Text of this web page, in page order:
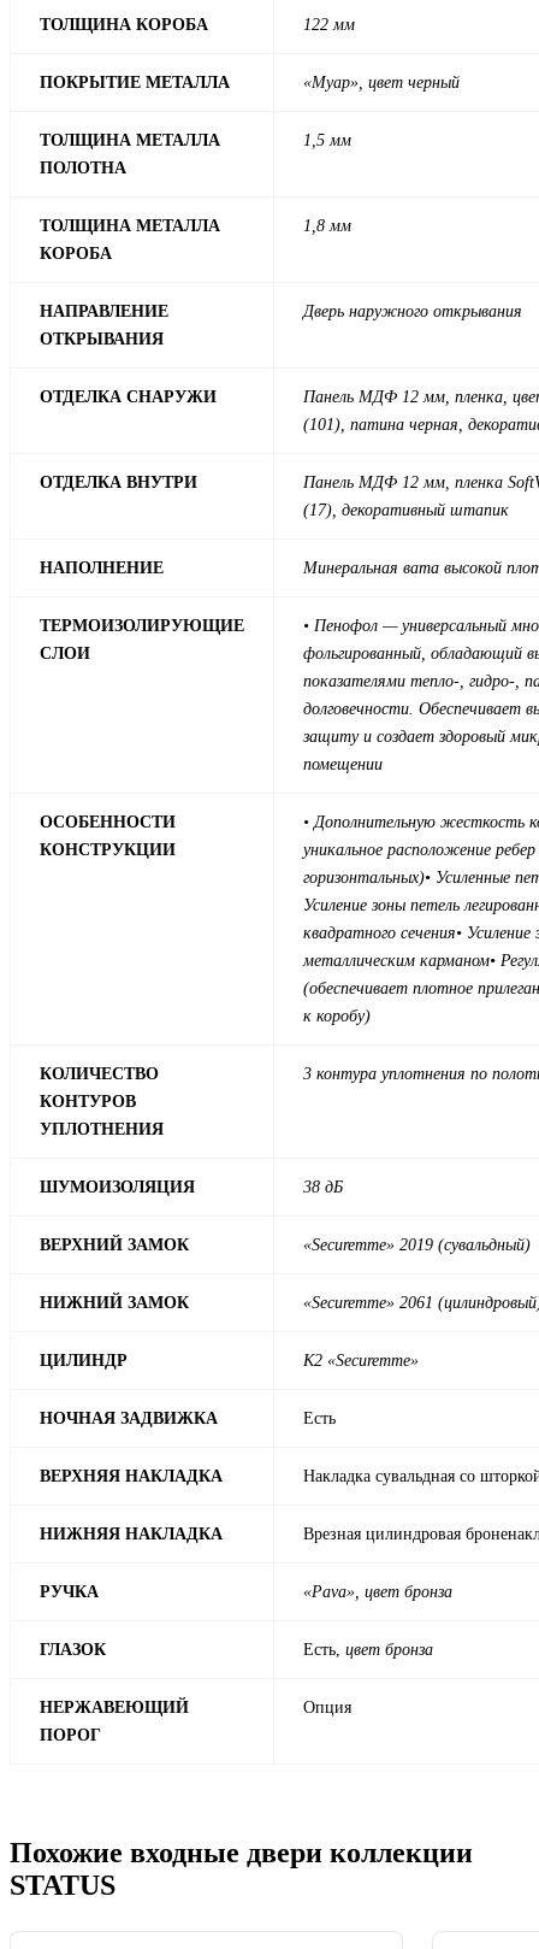
ТОЛЩИНА КОРОБА 122 мм
ПОКРЫТИЕ МЕТАЛЛА «Муар», цвет черный
ТОЛЩИНА МЕТАЛЛА
ПОЛОТНА
1,5 мм
ТОЛЩИНА МЕТАЛЛА
КОРОБА
1,8 мм
НАПРАВЛЕНИЕ
ОТКРЫВАНИЯ
Дверь наружного открывания
ОТДЕЛКА СНАРУЖИ
Панель МДФ 12 мм, пленка,
(101), патина черная,
ОТДЕЛКА ВНУТРИ
Панель МДФ 12 мм, пленка
(17), декоративный штапик
НАПОЛНЕНИЕ Минеральная вата высокой
ТЕРМОИЗОЛИРУЮЩИЕ
СЛОИ
• Пенофол — универсальный
фольгированный, обладающий
показателями тепло-, гидро-,
долговечности. Обеспечивает
защиту и создает здоровый
помещении
ОСОБЕННОСТИ
КОНСТРУКЦИИ
• Дополнительную жесткость
уникальное расположение
горизонтальных)• Усиленные
Усиление зоны петель
квадратного сечения•
металлическим карманом•
(обеспечивает плотное
к коробу)
КОЛИЧЕСТВО
КОНТУРОВ
УПЛОТНЕНИЯ
3 контура уплотнения по
ШУМОИЗОЛЯЦИЯ 38 дБ
ВЕРХНИЙ ЗАМОК «Securemme» 2019 (сувальдный)
НИЖНИЙ ЗАМОК «Securemme» 2061
ЦИЛИНДР К2 «Securemme»
НОЧНАЯ ЗАДВИЖКА Есть
ВЕРХНЯЯ НАКЛАДКА Накладка сувальдная со
НИЖНЯЯ НАКЛАДКА Врезная цилиндровая
РУЧКА «Pava», цвет бронза
ГЛАЗОК Есть, цвет бронза
НЕРЖАВЕЮЩИЙ
ПОРОГ
Опция
Похожие входные двери коллекции
STATUS